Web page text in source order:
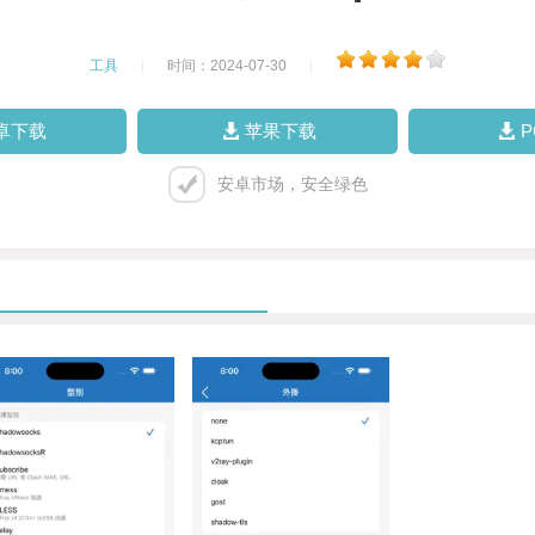
工具 时间：2024-07-30
下载 苹果下载
安卓市场，安全绿色